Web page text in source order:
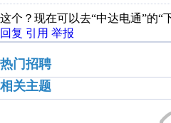
这个？现在可以去“中达电通”的“
回复 引用 举报
热门招聘
相关主题